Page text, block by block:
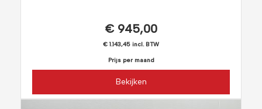
€ 945,00
€ 1.143,45 incl. BTW
Prijs per maand
Bekijken